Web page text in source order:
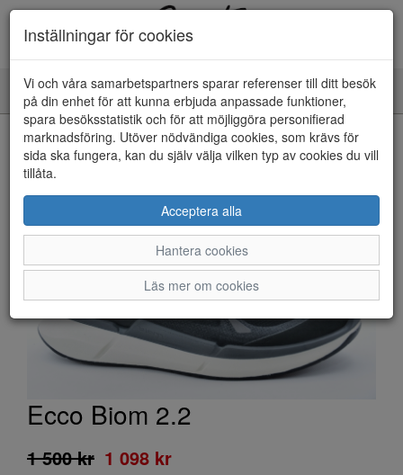
Toggle
navigation
HEM
Ecco Biom 2.2
1 500 kr 1 098 kr
Inställningar för cookies
Vi och våra samarbetspartners sparar referenser till ditt besök
på din enhet för att kunna erbjuda anpassade funktioner,
spara besöksstatistik och för att möjliggöra personifierad
marknadsföring. Utöver nödvändiga cookies, som krävs för
sida ska fungera, kan du själv välja vilken typ av cookies du vill
tillåta.
Acceptera alla
Hantera cookies
Läs mer om cookies